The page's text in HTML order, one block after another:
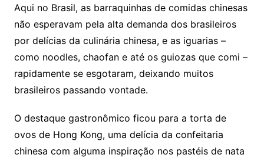
Aqui no Brasil, as barraquinhas de comidas chinesas
não esperavam pela alta demanda dos brasileiros
por delícias da culinária chinesa, e as iguarias –
como noodles, chaofan e até os guiozas que comi –
rapidamente se esgotaram, deixando muitos
brasileiros passando vontade.
O destaque gastronômico ficou para a torta de
ovos de Hong Kong, uma delícia da confeitaria
chinesa com alguma inspiração nos pastéis de nata